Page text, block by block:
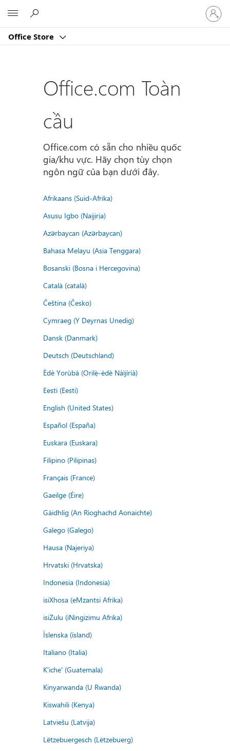
Office Store
Đăng
nhập
tài
của
Office.com Toàn
cầu
Office.com có sẵn cho nhiều quốc
gia/khu vực. Hãy chọn tùy chọn
ngôn ngữ của bạn dưới đây.
Afrikaans (Suid-Afrika)
Asụsụ Igbo (Naịjịrịa)
Azərbaycan (Azərbaycan)
Bahasa Melayu (Asia Tenggara)
Bosanski (Bosna i Hercegovina)
Català (català)
Čeština (Česko)
Cymraeg (Y Deyrnas Unedig)
Dansk (Danmark)
Deutsch (Deutschland)
Èdè Yorùbá (Orilẹ̀-èdè Nàìjíríà)
Eesti (Eesti)
English (United States)
Español (España)
Euskara (Euskara)
Filipino (Pilipinas)
Français (France)
Gaeilge (Éire)
Gàidhlig (An Rìoghachd Aonaichte)
Galego (Galego)
Hausa (Najeriya)
Hrvatski (Hrvatska)
Indonesia (Indonesia)
isiXhosa (eMzantsi Afrika)
isiZulu (iNingizimu Afrika)
Íslenska (ísland)
Italiano (Italia)
K'iche' (Guatemala)
Kinyarwanda (U Rwanda)
Kiswahili (Kenya)
Latviešu (Latvija)
Lëtzebuergesch (Lëtzebuerg)